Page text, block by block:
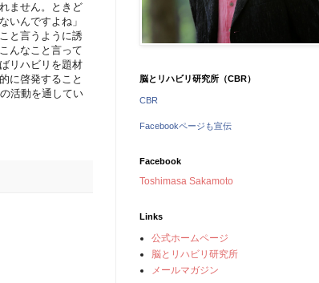
ません。ときど
いんですよね」
と言うように誘
んなこと言って
リハビリを題材
に啓発すること
活動を通してい
脳とリハビリ研究所（CBR）
CBR
Facebookページも宣伝
Facebook
Toshimasa Sakamoto
Links
公式ホームページ
脳とリハビリ研究所
メールマガジン